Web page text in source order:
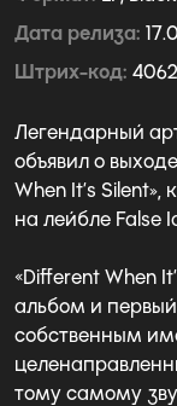
Дата релиза
Штрих-код
Легендарный
объявил о
When It’s Silent»,
на лейбле False
«Different When
альбом и
собственным
тому самому